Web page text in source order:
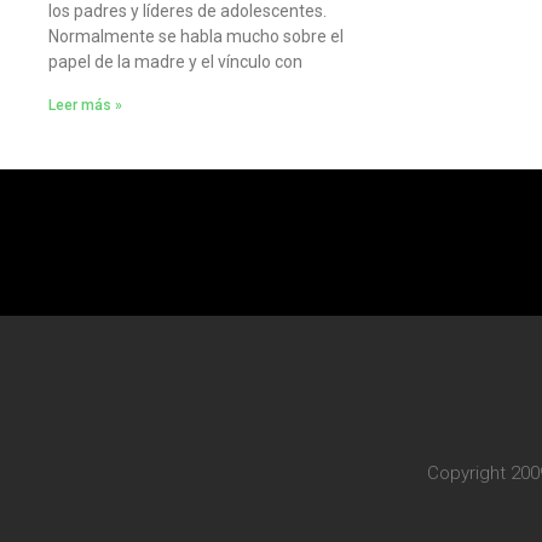
los padres y líderes de adolescentes.
Normalmente se habla mucho sobre el
papel de la madre y el vínculo con
Leer más »
Copyright